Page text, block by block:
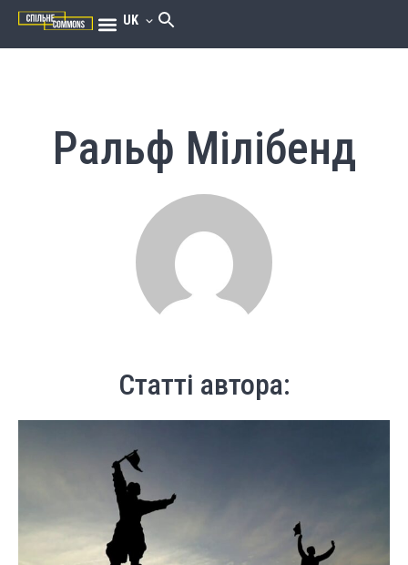
UK
Ральф Мілібенд
Статті автора: